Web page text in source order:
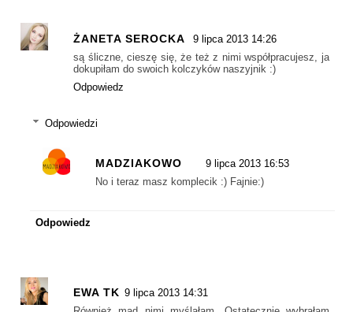
ŻANETA SEROCKA
9 lipca 2013 14:26
są śliczne, cieszę się, że też z nimi współpracujesz, ja
dokupiłam do swoich kolczyków naszyjnik :)
Odpowiedz
Odpowiedzi
MADZIAKOWO
9 lipca 2013 16:53
No i teraz masz komplecik :) Fajnie:)
Odpowiedz
EWA TK 9 lipca 2013 14:31